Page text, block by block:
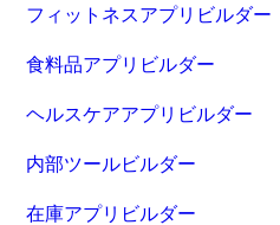
フィットネスアプリビルダー
食料品アプリビルダー
ヘルスケアアプリビルダー
内部ツールビルダー
在庫アプリビルダー